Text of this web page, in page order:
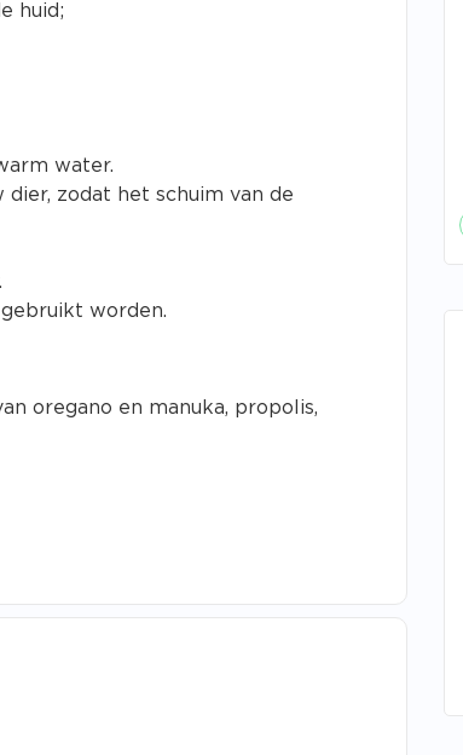
huid;
water.
dier, zodat het schuim van de
worden.
oregano en manuka, propolis,